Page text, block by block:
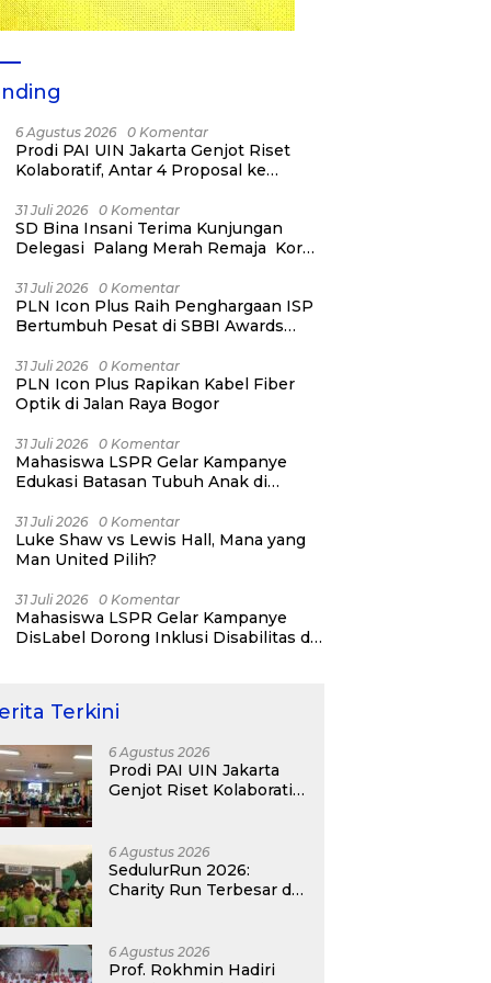
6 Agustus 2026 0 Komentar
Prodi PAI UIN Jakarta Genjot Riset
Kolaboratif, Antar 4 Proposal ke
31 Juli 2026 0 Komentar
SD Bina Insani Terima Kunjungan
Delegasi Palang Merah Remaja Korea
31 Juli 2026 0 Komentar
PLN Icon Plus Raih Penghargaan ISP
Bertumbuh Pesat di SBBI Awards
31 Juli 2026 0 Komentar
PLN Icon Plus Rapikan Kabel Fiber
Optik di Jalan Raya Bogor
31 Juli 2026 0 Komentar
Mahasiswa LSPR Gelar Kampanye
Edukasi Batasan Tubuh Anak di
31 Juli 2026 0 Komentar
Luke Shaw vs Lewis Hall, Mana yang
Man United Pilih?
31 Juli 2026 0 Komentar
Mahasiswa LSPR Gelar Kampanye
DisLabel Dorong Inklusi Disabilitas di
Terkini
6 Agustus 2026
Prodi PAI UIN Jakarta
Genjot Riset Kolaboratif,
6 Agustus 2026
SedulurRun 2026:
Charity Run Terbesar di
3.000 Peserta untuk
Dukung Pendidikan
6 Agustus 2026
Prof. Rokhmin Hadiri